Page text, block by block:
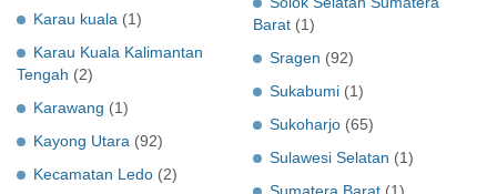
Karau kuala (1)
Karau Kuala Kalimantan
Tengah (2)
Karawang (1)
Kayong Utara (92)
Kecamatan Ledo (2)
Barat (1)
Sragen (92)
Sukabumi (1)
Sukoharjo (65)
Sulawesi Selatan (1)